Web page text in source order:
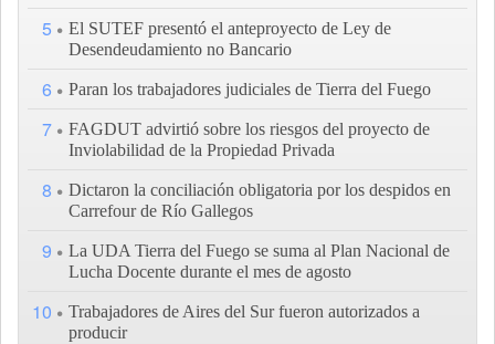
5
El SUTEF presentó el anteproyecto de Ley de
Desendeudamiento no Bancario
6 Paran los trabajadores judiciales de Tierra del Fuego
7
FAGDUT advirtió sobre los riesgos del proyecto de
Inviolabilidad de la Propiedad Privada
8
Dictaron la conciliación obligatoria por los despidos en
Carrefour de Río Gallegos
9
La UDA Tierra del Fuego se suma al Plan Nacional de
Lucha Docente durante el mes de agosto
10
Trabajadores de Aires del Sur fueron autorizados a
producir